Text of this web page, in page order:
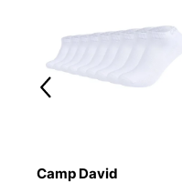
Camp David